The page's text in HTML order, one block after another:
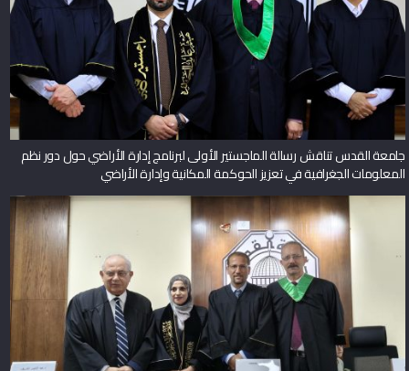
جامعة القدس تناقش رسالة الماجستير الأولى لبرنامج إدارة الأراضي حول دور نظم
المعلومات الجغرافية في تعزيز الحوكمة المكانية وإدارة الأراضي